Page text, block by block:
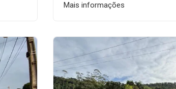
Mais informações